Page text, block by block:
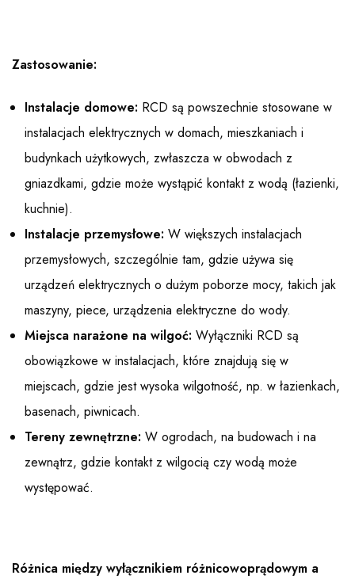
Zastosowanie:
Instalacje domowe: RCD są powszechnie stosowane w
instalacjach elektrycznych w domach, mieszkaniach i
budynkach użytkowych, zwłaszcza w obwodach z
gniazdkami, gdzie może wystąpić kontakt z wodą (łazienki,
kuchnie).
Instalacje przemysłowe: W większych instalacjach
przemysłowych, szczególnie tam, gdzie używa się
urządzeń elektrycznych o dużym poborze mocy, takich jak
maszyny, piece, urządzenia elektryczne do wody.
Miejsca narażone na wilgoć: Wyłączniki RCD są
obowiązkowe w instalacjach, które znajdują się w
miejscach, gdzie jest wysoka wilgotność, np. w łazienkach,
basenach, piwnicach.
Tereny zewnętrzne: W ogrodach, na budowach i na
zewnątrz, gdzie kontakt z wilgocią czy wodą może
występować.
Różnica między wyłącznikiem różnicowoprądowym a